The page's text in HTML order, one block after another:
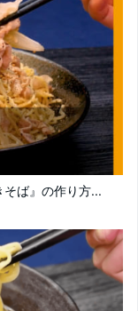
そば』の作り方...